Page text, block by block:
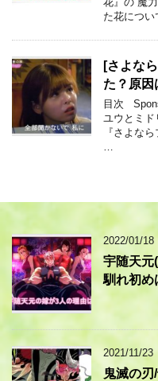
た花につ
[さよな
た？原因
目次
ユウとミド
『さよな
…
2022/01/18
宇随天元
馴れ初め
2021/11/23
鬼滅の